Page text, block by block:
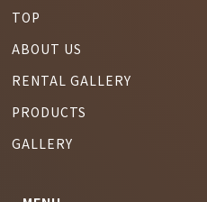
TOP
ABOUT US
RENTAL GALLERY
PRODUCTS
GALLERY